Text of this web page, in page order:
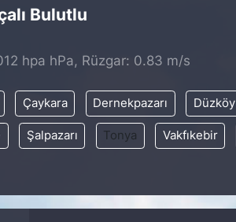
Bulutlu
hpa hPa, Rüzgar: 0.83 m/s
Çaykara Dernekpazarı Düzköy
Şalpazarı Tonya Vakfıkebir